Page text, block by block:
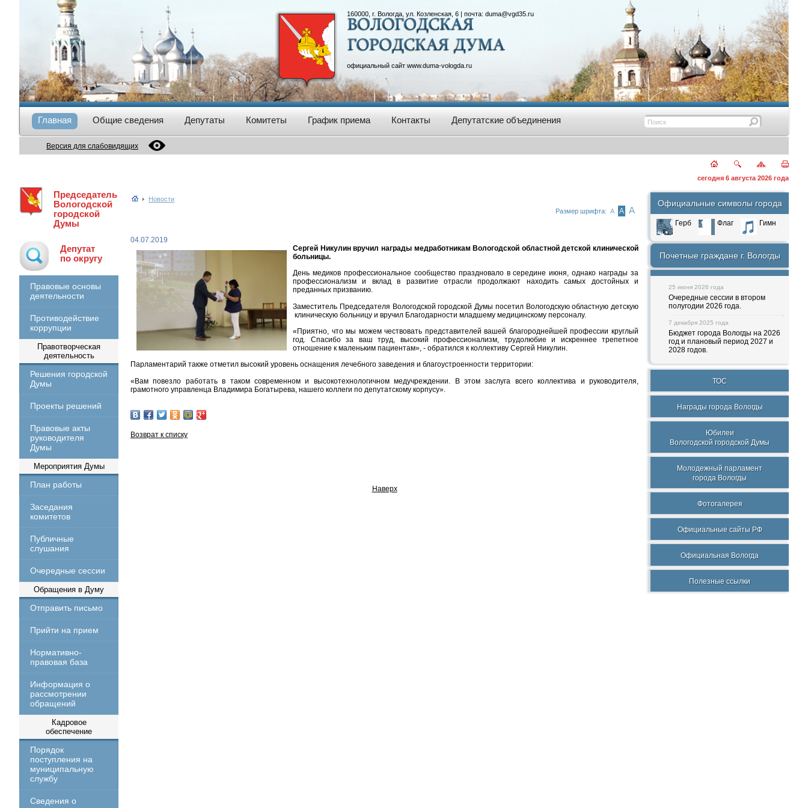
160000, г. Вологда, ул. Козленская, 6 | почта: duma@vgd35.ru
официальный сайт www.duma-vologda.ru
Главная Общие сведения Депутаты Комитеты График приема Контакты Депутатские объединения
Версия для слабовидящих
сегодня 6 августа 2026 года
Председатель
Вологодской
городской
Думы
Депутат
по округу
Правовые основы
деятельности
Противодействие
коррупции
Правотворческая
деятельность
Решения городской
Думы
Проекты решений
Правовые акты
руководителя
Думы
Мероприятия Думы
План работы
Заседания
комитетов
Публичные
слушания
Очередные сессии
Обращения в Думу
Отправить письмо
Прийти на прием
Нормативно-
правовая база
Информация о
рассмотрении
обращений
Кадровое
обеспечение
Порядок
поступления на
муниципальную
службу
Сведения о
Новости
Размер шрифта: А А А
04.07.2019
Сергей Никулин вручил награды медработникам Вологодской областной детской клинической
больницы.
День медиков профессиональное сообщество праздновало в середине июня, однако награды за
профессионализм и вклад в развитие отрасли продолжают находить самых достойных и
преданных призванию.
Заместитель Председателя Вологодской городской Думы посетил Вологодскую областную детскую
клиническую больницу и вручил Благодарности младшему медицинскому персоналу.
«Приятно, что мы можем чествовать представителей вашей благороднейшей профессии круглый
год. Спасибо за ваш труд, высокий профессионализм, трудолюбие и искреннее трепетное
отношение к маленьким пациентам», - обратился к коллективу Сергей Никулин.
Парламентарий также отметил высокий уровень оснащения лечебного заведения и благоустроенности территории:
«Вам повезло работать в таком современном и высокотехнологичном медучреждении. В этом заслуга всего коллектива и руководителя,
грамотного управленца Владимира Богатырева, нашего коллеги по депутатскому корпусу».
Возврат к списку
Наверх
Официальные символы города
Герб Флаг Гимн
Почетные граждане г. Вологды
25 июня 2026 года
Очередные сессии в втором
полугодии 2026 года.
7 декабря 2025 года
Бюджет города Вологды на 2026
год и плановый период 2027 и
2028 годов.
ТОС
Награды города Вологды
Юбилеи
Вологодской городской Думы
Молодежный парламент
города Вологды
Фотогалерея
Официальные сайты РФ
Официальная Вологда
Полезные ссылки